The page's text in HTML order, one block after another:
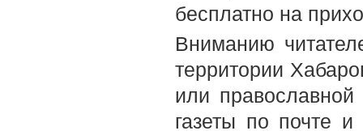
бесплатно на
Вниманию
территории
или
газеты по почте и